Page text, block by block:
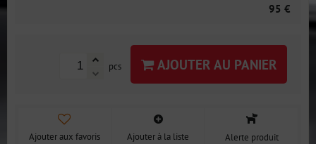
95 €
pcs AJOUTER AU PANIER
Ajouter aux favoris Ajouter à la liste Alerte produit